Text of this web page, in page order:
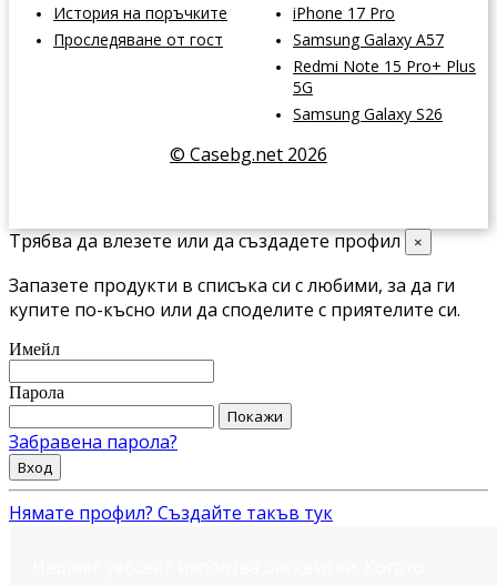
История на поръчките
Проследяване от гост
iPhone 17 Pro
Samsung Galaxy A57
Redmi Note 15 Pro+ Plus
5G
Samsung Galaxy S26
© Casebg.net 2026
Трябва да влезете или да създадете профил ×
Запазете продукти в списъка си с любими, за да ги
купите по-късно или да споделите с приятелите си.
Имейл
Парола
Покажи
Забравена парола?
Вход
Нямате профил? Създайте такъв тук